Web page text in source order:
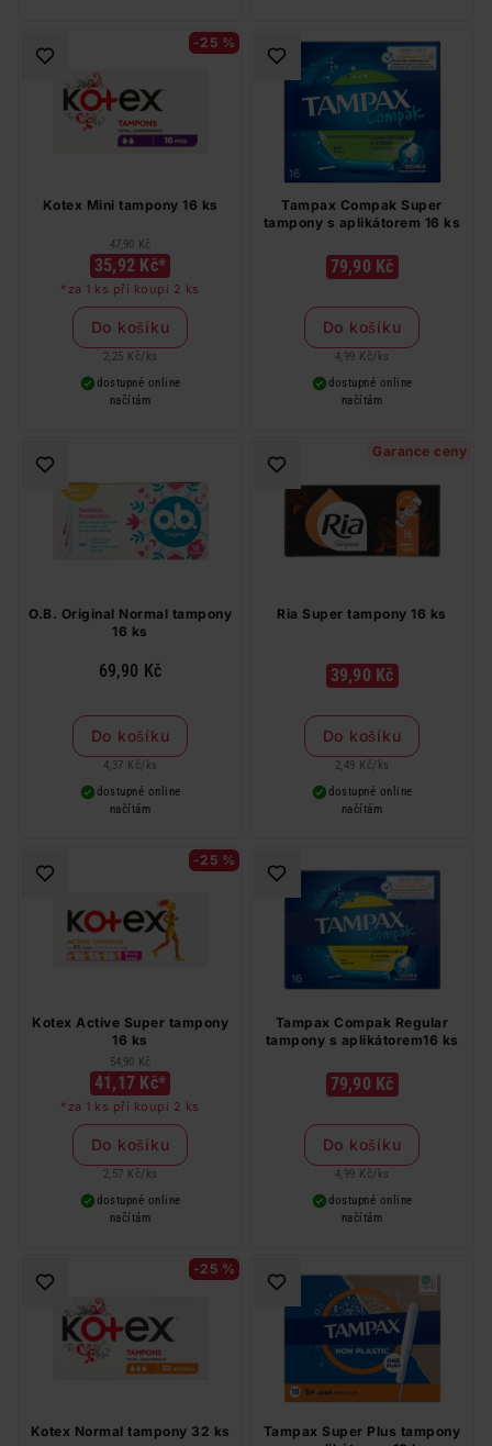
-25 %
Kotex Mini tampony 16 ks
47,90 Kč
35,92 Kč*
*za 1 ks při koupi 2 ks
Do košíku
2,25 Kč/ ks
dostupné online
načítám
Tampax Compak Super
tampony s aplikátorem 16 ks
79,90 Kč
Do košíku
4,99 Kč/ ks
dostupné online
načítám
O.B. Original Normal tampony
16 ks
69,90 Kč
Do košíku
4,37 Kč/ ks
dostupné online
načítám
Garance ceny
Ria Super tampony 16 ks
39,90 Kč
Do košíku
2,49 Kč/ ks
dostupné online
načítám
-25 %
Kotex Active Super tampony
16 ks
54,90 Kč
41,17 Kč*
*za 1 ks při koupi 2 ks
Do košíku
2,57 Kč/ ks
dostupné online
načítám
Tampax Compak Regular
tampony s aplikátorem16 ks
79,90 Kč
Do košíku
4,99 Kč/ ks
dostupné online
načítám
-25 %
Kotex Normal tampony 32 ks
Tampax Super Plus tampony